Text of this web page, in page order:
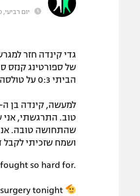
יום רביעי, 22:10, 26.04.23
גדי קינדה חזר
הביתי 0:3 על טולסה במסגרת הגביע בארה"ב.
טוב. התרגשתי, אני
שהתחושה טובה.
ושמח שזכיתי לקבל
so hard for.
tonight